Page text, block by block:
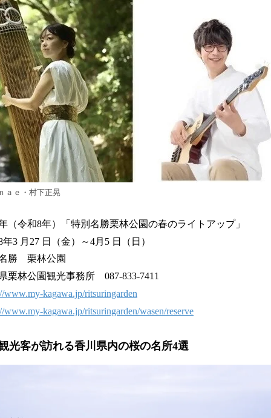
ａｅ・村下正晃
8年）「特別名勝栗林公園の春のライトアップ」
27 日（金）～4月5 日（日）
栗林公園
林公園観光事務所 087-833-7411
www.my-kagawa.jp/ritsuringarden
www.my-kagawa.jp/ritsuringarden/wasen/reserve
光客が訪れる香川県内の桜の名所4選